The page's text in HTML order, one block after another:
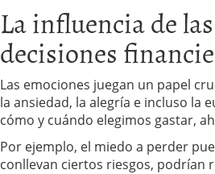
La influencia de
decisiones
Las emociones juegan un papel
la ansiedad, la alegría e incluso la
cómo y cuándo elegimos gastar,
Por ejemplo, el miedo a perder
conllevan ciertos riesgos, podrían